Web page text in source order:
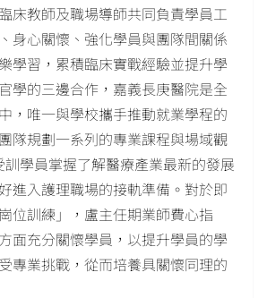
床教師及職場導師共同負責學員工
身心關懷、強化學員與團隊間關係
學習，累積臨床實戰經驗並提升學
學的三邊合作，嘉義長庚醫院是全
，唯一與學校攜手推動就業學程的
隊規劃一系列的專業課程與場域觀
訓學員掌握了解醫療產業最新的發展
進入護理職場的接軌準備。對於即
位訓練」，盧主任期業師費心指
面充分關懷學員，以提升學員的學
專業挑戰，從而培養具關懷同理的